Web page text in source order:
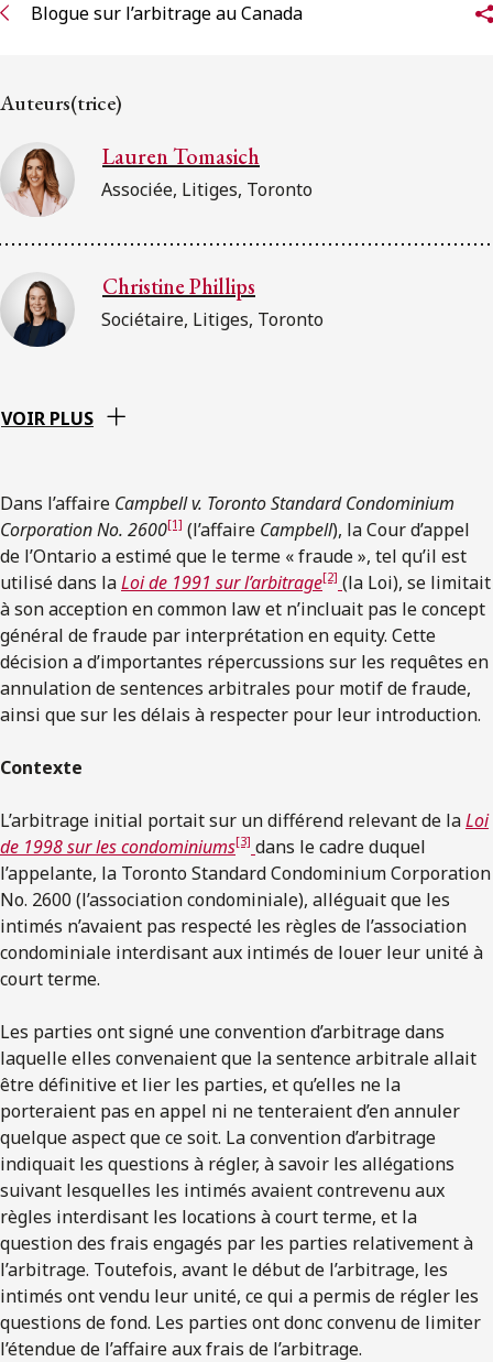
Blogue sur l’arbitrage au Canada
Auteurs(trice)
Lauren Tomasich
Associée, Litiges, Toronto
Christine Phillips
Sociétaire, Litiges, Toronto
VOIR PLUS
Dans l’affaire Campbell v. Toronto Standard Condominium
Corporation No. 2600[1] (l’affaire Campbell), la Cour d’appel
de l’Ontario a estimé que le terme « fraude », tel qu’il est
utilisé dans laLoi de 1991 sur l’arbitrage[2] (la Loi), se limitait
à son acception en common law et n’incluait pas le concept
général de fraude par interprétation en equity. Cette
décision a d’importantes répercussions sur les requêtes en
annulation de sentences arbitrales pour motif de fraude,
ainsi que sur les délais à respecter pour leur introduction.
Contexte
L’arbitrage initial portait sur un différend relevant de laLoi
de 1998 sur les condominiums[3] dans le cadre duquel
l’appelante, la Toronto Standard Condominium Corporation
No. 2600 (l’association condominiale), alléguait que les
intimés n’avaient pas respecté les règles de l’association
condominiale interdisant aux intimés de louer leur unité à
court terme.
Les parties ont signé une convention d’arbitrage dans
laquelle elles convenaient que la sentence arbitrale allait
être définitive et lier les parties, et qu’elles ne la
porteraient pas en appel ni ne tenteraient d’en annuler
quelque aspect que ce soit. La convention d’arbitrage
indiquait les questions à régler, à savoir les allégations
suivant lesquelles les intimés avaient contrevenu aux
règles interdisant les locations à court terme, et la
question des frais engagés par les parties relativement à
l’arbitrage. Toutefois, avant le début de l’arbitrage, les
intimés ont vendu leur unité, ce qui a permis de régler les
questions de fond. Les parties ont donc convenu de limiter
l’étendue de l’affaire aux frais de l’arbitrage.